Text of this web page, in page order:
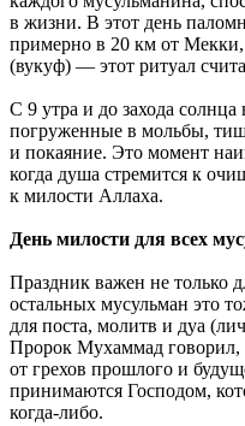
в жизни. В этот день
примерно в 20 км от Мекки,
(вукуф) — этот ритуал
С 9 утра и до захода
погруженные в мольбы,
и покаяние. Это момент
когда душа стремится к
к милости Аллаха.
День милости для всех
Праздник важен не только
остальных мусульман это
для поста, молитв и дуа
Пророк Мухаммад говорил,
от грехов прошлого и
принимаются Господом,
когда-либо.